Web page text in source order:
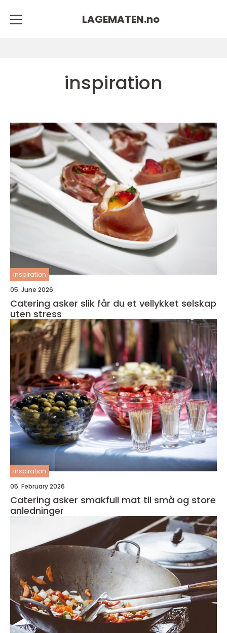
LAGEMATEN.no
inspiration
inspiration
05. June 2026
Catering asker slik får du et vellykket selskap
uten stress
inspiration
05. February 2026
Catering asker smakfull mat til små og store
anledninger